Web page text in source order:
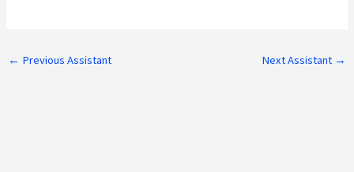
← Previous Assistant Next Assistant →